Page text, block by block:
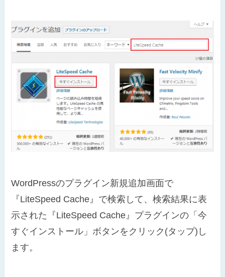
WordPressのプラグイン新規追加画面で
『LiteSpeed Cache』で検索して、検索結果に表
示された『LiteSpeed Cache』プラグインの「今
すぐインストール」ボタンをクリック(タップ)し
ます。